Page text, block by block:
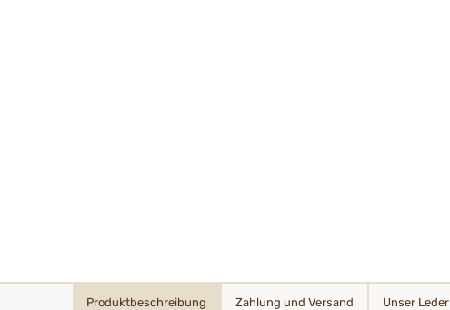
Produktbeschreibung Zahlung und Versand Unser Leder